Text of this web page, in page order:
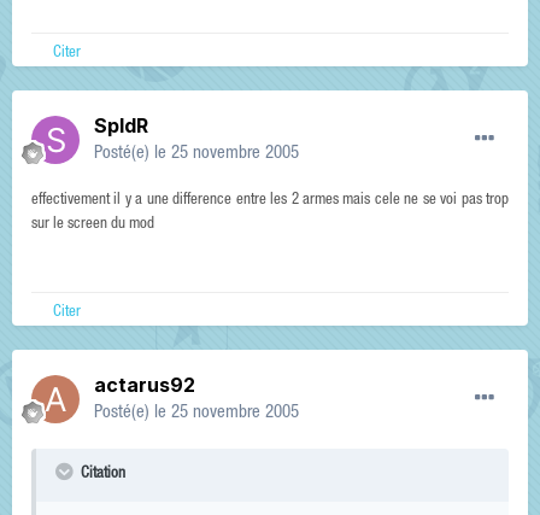
Citer
SpIdR
Posté(e) le 25 novembre 2005
effectivement il y a une difference entre les 2 armes mais cele ne se voi pas trop
sur le screen du mod
Citer
actarus92
Posté(e) le 25 novembre 2005
Citation